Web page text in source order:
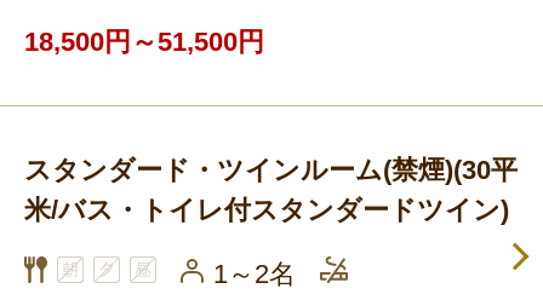
18,500円～51,500円
スタンダード・ツインルーム(禁煙)(30平
米/バス・トイレ付スタンダードツイン)
1～2名